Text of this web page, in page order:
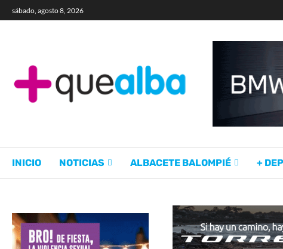
sábado, agosto 8, 2026
INICIO NOTICIAS ALBACETE BALOMPIÉ +